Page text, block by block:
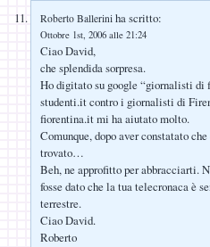
Roberto Ballerini ha scritto:
Ottobre 1st, 2006 alle 21:24
Ciao David,
che splendida sorpresa.
Ho digitato su google “giornalisti di
studenti.it contro i giornalisti di
fiorentina.it mi ha aiutato molto.
Comunque, dopo aver constatato
trovato…
Beh, ne approfitto per abbracciarti.
fosse dato che la tua telecronaca è
terrestre.
Ciao David.
Roberto